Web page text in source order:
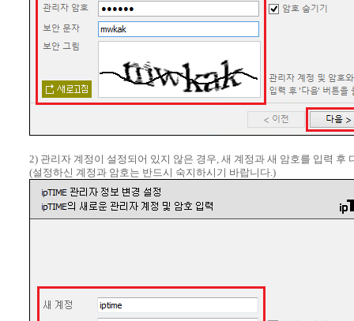
2) 관리자 계정이 설정되어 있지 않은 경우, 새 계정과 새 암호를 입력 후
(설정하신 계정과 암호는 반드시 숙지하시기 바랍니다.)